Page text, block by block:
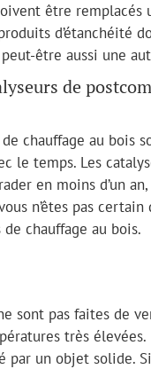
être remplacés
d’étanchéité
être aussi une
de
chauffage au bois
le temps. Les
en moins d’un
n’êtes pas
chauffage au bois.
sont pas faites de
très
par un objet solide.